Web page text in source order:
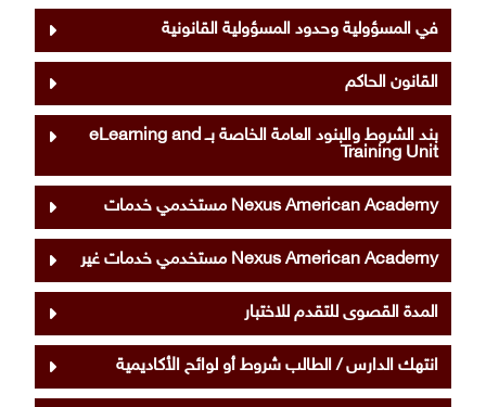
في المسؤولية وحدود المسؤولية القانونية
القانون الحاكم
بند الشروط والبنود العامة الخاصة بــ eLearning and
Training Unit
Nexus American Academy مستخدمي خدمات
Nexus American Academy مستخدمي خدمات غير
المدة القصوى للتقدم للاختبار
انتهك الدارس / الطالب شروط أو لوائح الأكاديمية